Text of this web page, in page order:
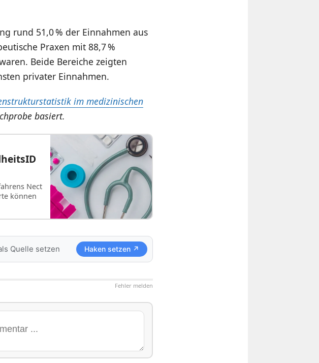
rund 51,0 % der Einnahmen aus
Praxen mit 88,7 %
Beide Bereiche zeigten
privater Einnahmen.
im medizinischen
basiert.
Nect
können
Quelle setzen Haken setzen ↗
Fehler melden